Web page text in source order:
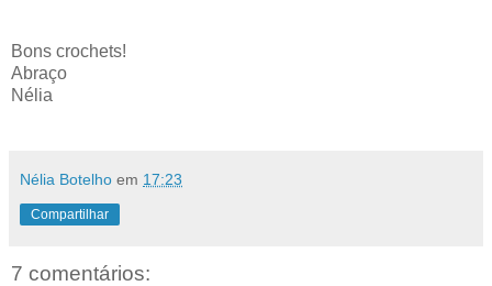
Bons crochets!
Abraço
Nélia
Nélia Botelho em 17:23
Compartilhar
7 comentários: